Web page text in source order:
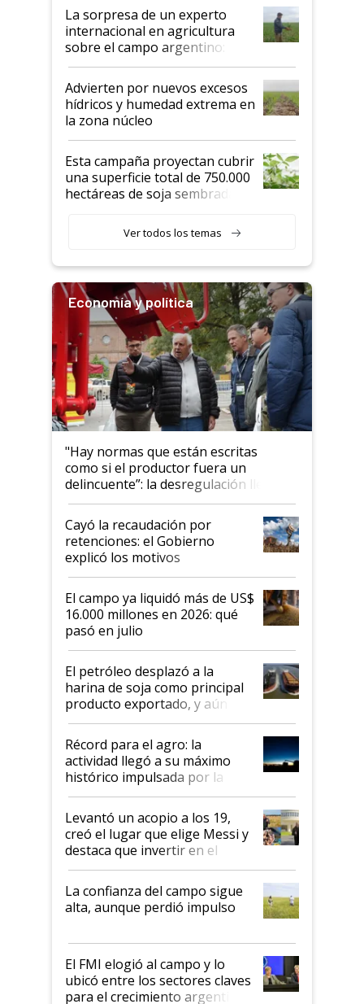
La sorpresa de un experto
internacional en agricultura
sobre el campo argentino:
"Estoy muy impresionado"
Advierten por nuevos excesos
hídricos y humedad extrema en
la zona núcleo
Esta campaña proyectan cubrir
una superficie total de 750.000
hectáreas de soja sembradas
variedades que marcan un
salto tecnológico en genética y
Ver todos los temas
Economía y política
"Hay normas que están escritas
como si el productor fuera un
delincuente”: la desregulación llegó
al Congreso Aapresid y hasta se
habló del financiamiento al IPCVA
Cayó la recaudación por
retenciones: el Gobierno
explicó los motivos
El campo ya liquidó más de US$
16.000 millones en 2026: qué
pasó en julio
El petróleo desplazó a la
harina de soja como principal
producto exportado, y aún así
el agro aportó casi seis de cada
diez dólares y sostuvo el
liderazgo en un semestre
récord
Récord para el agro: la
actividad llegó a su máximo
histórico impulsada por la
cosecha y las exportaciones
Levantó un acopio a los 19,
creó el lugar que elige Messi y
destaca que invertir en el
kirchnerismo era como "darle
plata a un hijo para droga":
Juan Félix Rossetti, el libertario
que de una dura crisis salió
de Milei
La confianza del campo sigue
alta, aunque perdió impulso
El FMI elogió al campo y lo
ubicó entre los sectores claves
para el crecimiento argentino